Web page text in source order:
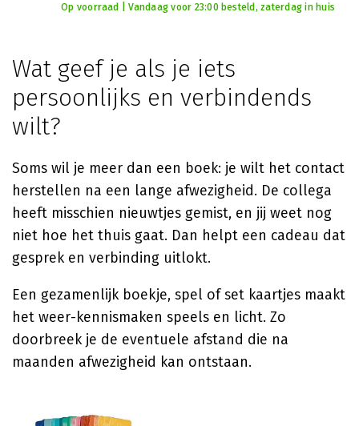
Op voorraad | Vandaag voor 23:00 besteld, zaterdag in huis
Wat geef je als je iets
persoonlijks en verbindends
wilt?
Soms wil je meer dan een boek: je wilt het contact
herstellen na een lange afwezigheid. De collega
heeft misschien nieuwtjes gemist, en jij weet nog
niet hoe het thuis gaat. Dan helpt een cadeau dat
gesprek en verbinding uitlokt.
Een gezamenlijk boekje, spel of set kaartjes maakt
het weer-kennismaken speels en licht. Zo
doorbreek je de eventuele afstand die na
maanden afwezigheid kan ontstaan.